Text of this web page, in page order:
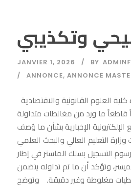
وتكذيبي
JANVIER 1, 2026 BY
ANNONCE, ANNONCE
قاطعاً ما ورد من مغالطات متداولة
الإخبارية بشأن ما وُصف
وزارة التعليم العالي والبحث العلمي
التسجيل بسلك الماستر في إطار
وتؤكد أن ما تم تداوله يتضمن